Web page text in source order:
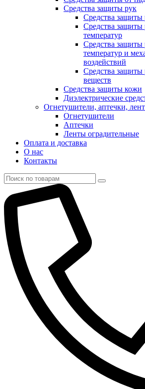
Средства защиты рук
Средства защиты
Средства
температур
Средства
температур и
воздействий
Средства защиты
веществ
Средства защиты кожи
Диэлектрические
Огнетушители, аптечки,
Огнетушители
Аптечки
Ленты оградительные
Оплата и доставка
О нас
Контакты